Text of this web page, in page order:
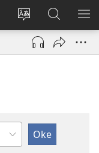
Ganti
hata
situs
Log
(opens
Lului
di
JW.ORG